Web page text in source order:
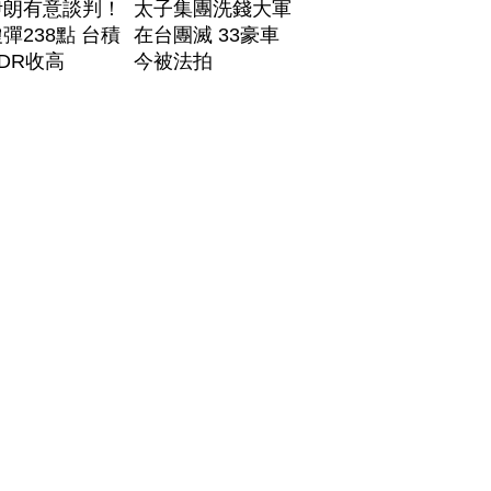
有意談判！
238點 台積
收高
太子集團洗錢大軍
在台團滅 33豪車
今被法拍